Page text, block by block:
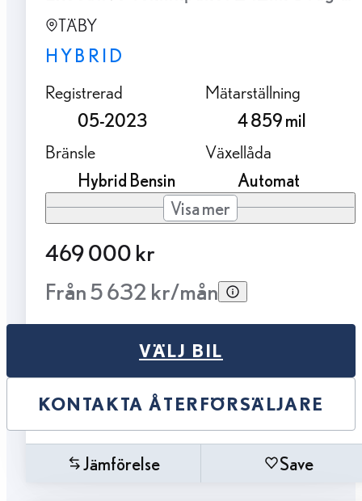
TÄBY
HYBRID
Registrerad
05-2023
Mätarställning
4 859 mil
Bränsle
Hybrid Bensin
Växellåda
Automat
Visa mer
469 000 kr
Från 5 632 kr/mån
VÄLJ BIL
KONTAKTA ÅTERFÖRSÄLJARE
Jämförelse Save